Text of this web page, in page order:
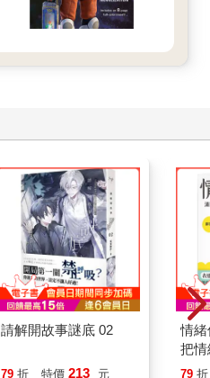
請解開故事謎底 02
79 折 特價 213 元
情
把
誰
79 折